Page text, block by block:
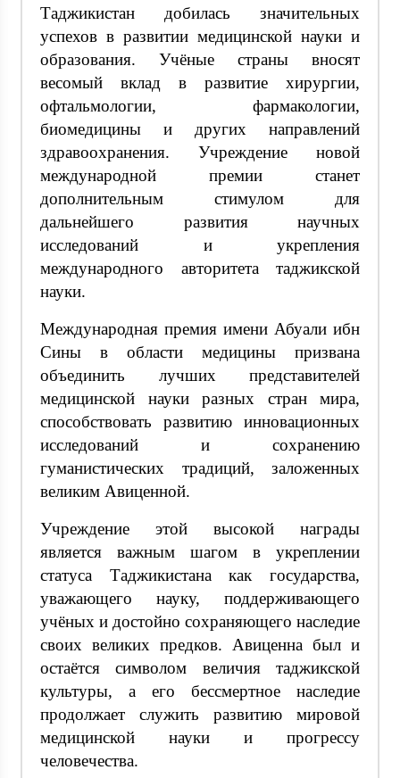
Таджикистан добилась значительных
успехов в развитии медицинской науки и
образования. Учёные страны вносят
весомый вклад в развитие хирургии,
офтальмологии, фармакологии,
биомедицины и других направлений
здравоохранения. Учреждение новой
международной премии станет
дополнительным стимулом для
дальнейшего развития научных
исследований и укрепления
международного авторитета таджикской
науки.
Международная премия имени Абуали ибн
Сины в области медицины призвана
объединить лучших представителей
медицинской науки разных стран мира,
способствовать развитию инновационных
исследований и сохранению
гуманистических традиций, заложенных
великим Авиценной.
Учреждение этой высокой награды
является важным шагом в укреплении
статуса Таджикистана как государства,
уважающего науку, поддерживающего
учёных и достойно сохраняющего наследие
своих великих предков. Авиценна был и
остаётся символом величия таджикской
культуры, а его бессмертное наследие
продолжает служить развитию мировой
медицинской науки и прогрессу
человечества.